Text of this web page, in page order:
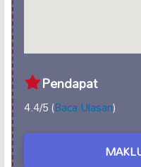
Pendapat
4.4/5 (Baca Ulasan)